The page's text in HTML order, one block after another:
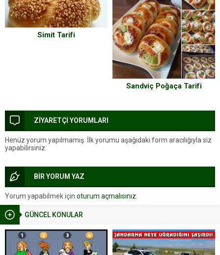
GÜNCEL KONULAR
Simit Tarifi
Sandviç Poğaça Tarifi
ZİYARETÇİ YORUMLARI
Henüz yorum yapılmamış. İlk yorumu aşağıdaki form aracılığıyla siz
yapabilirsiniz.
BİR YORUM YAZ
Yorum yapabilmek için oturum açmalısınız.